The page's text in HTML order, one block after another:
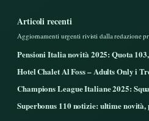
Articoli recenti
Aggiornamenti urgenti rivisti dalla redazione
Pensioni Italia novità 2025: Quota
Hotel Chalet Al Foss – Adults Only i
Champions League Italiane 2025:
Superbonus 110 notizie: ultime